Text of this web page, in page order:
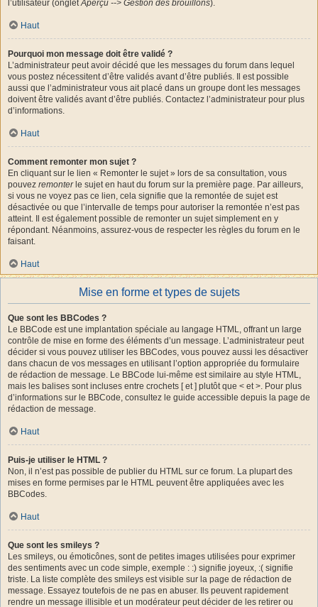
l’utilisateur (ongletAperçu --> Gestion des brouillons).
Haut
Pourquoi mon message doit être validé ?
L’administrateur peut avoir décidé que les messages du forum dans lequel
vous postez nécessitent d’être validés avant d’être publiés. Il est possible
aussi que l’administrateur vous ait placé dans un groupe dont les messages
doivent être validés avant d’être publiés. Contactez l’administrateur pour plus
d’informations.
Haut
Comment remonter mon sujet ?
En cliquant sur le lien « Remonter le sujet » lors de sa consultation, vous
pouvez remonterle sujet en haut du forum sur la première page. Par ailleurs,
si vous ne voyez pas ce lien, cela signifie que la remontée de sujet est
désactivée ou que l’intervalle de temps pour autoriser la remontée n’est pas
atteint. Il est également possible de remonter un sujet simplement en y
répondant. Néanmoins, assurez-vous de respecter les règles du forum en le
faisant.
Haut
Mise en forme et types de sujets
Que sont les BBCodes ?
Le BBCode est une implantation spéciale au langage HTML, offrant un large
contrôle de mise en forme des éléments d’un message. L’administrateur peut
décider si vous pouvez utiliser les BBCodes, vous pouvez aussi les désactiver
dans chacun de vos messages en utilisant l’option appropriée du formulaire
de rédaction de message. Le BBCode lui-même est similaire au style HTML,
mais les balises sont incluses entre crochets [ et ] plutôt que < et >. Pour plus
d’informations sur le BBCode, consultez le guide accessible depuis la page de
rédaction de message.
Haut
Puis-je utiliser le HTML ?
Non, il n’est pas possible de publier du HTML sur ce forum. La plupart des
mises en forme permises par le HTML peuvent être appliquées avec les
BBCodes.
Haut
Que sont les smileys ?
Les smileys, ou émoticônes, sont de petites images utilisées pour exprimer
des sentiments avec un code simple, exemple : :) signifie joyeux, :( signifie
triste. La liste complète des smileys est visible sur la page de rédaction de
message. Essayez toutefois de ne pas en abuser. Ils peuvent rapidement
rendre un message illisible et un modérateur peut décider de les retirer ou